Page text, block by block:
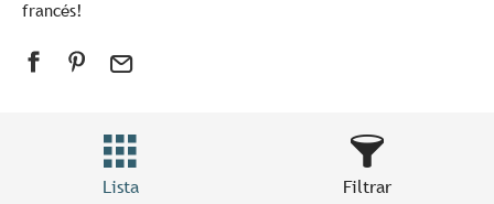
francés!
Lista Filtrar